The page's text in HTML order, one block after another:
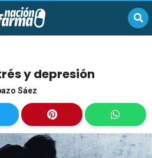
y depresión
Sáez